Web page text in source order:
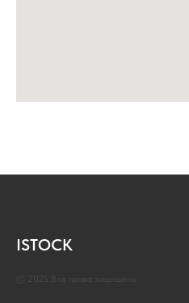
ISTOCK
© 2025 Все права защищены